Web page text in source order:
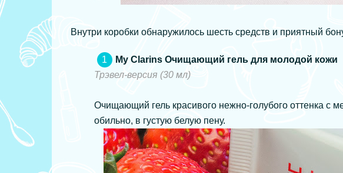
Внутри коробки обнаружилось шесть средств и приятный
My Clarins Очищающий гель для молодой кожи
Трэвел-версия (30 мл)
Очищающий гель красивого нежно-голубого оттенка с
обильно, в густую белую пену.